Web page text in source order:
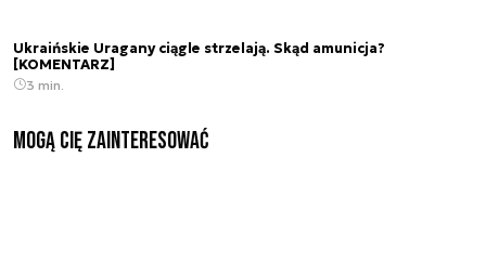
Ukraińskie Uragany ciągle strzelają. Skąd amunicja?
[KOMENTARZ]
3 min.
Mogą Cię zainteresować